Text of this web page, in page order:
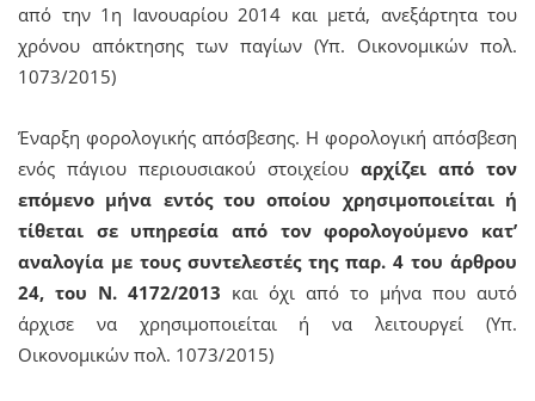
από την 1η Ιανουαρίου 2014 και μετά, ανεξάρτητα του
χρόνου απόκτησης των παγίων (Υπ. Οικονομικών πολ.
1073/2015)
Έναρξη φορολογικής απόσβεσης. Η φορολογική απόσβεση
ενός πάγιου περιουσιακού στοιχείου αρχίζει από τον
επόμενο μήνα εντός του οποίου χρησιμοποιείται ή
τίθεται σε υπηρεσία από τον φορολογούμενο κατ’
αναλογία με τους συντελεστές της παρ. 4 του άρθρου
24, του Ν. 4172/2013 και όχι από το μήνα που αυτό
άρχισε να χρησιμοποιείται ή να λειτουργεί (Υπ.
Οικονομικών πολ. 1073/2015)